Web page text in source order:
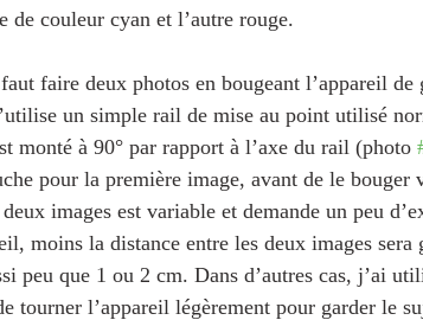
de couleur cyan et l’autre rouge.
faire deux photos en bougeant l’appareil de
un simple rail de mise au point utilisé
monté à 90° par rapport à l’axe du rail (photo
pour la première image, avant de le bouger
images est variable et demande un peu
moins la distance entre les deux images sera
peu que 1 ou 2 cm. Dans d’autres cas, j’ai
tourner l’appareil légèrement pour garder le